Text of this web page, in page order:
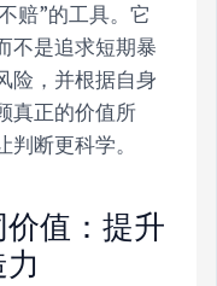
赔”的工具。它
不是追求短期暴
险，并根据自身
真正的价值所
断更科学。
值：提升